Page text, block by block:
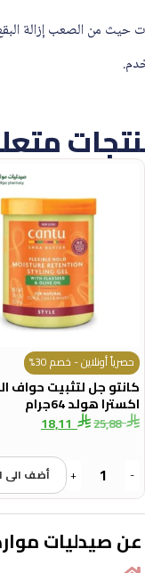
حيث من الصعب إزالة
حصرياً أونلاين - خصم 30%
كانتو جل لتثبيت حواف
اكسترا هولد 64جرام
25,88
18,11
-
+ أضف الى
عن صيدليات